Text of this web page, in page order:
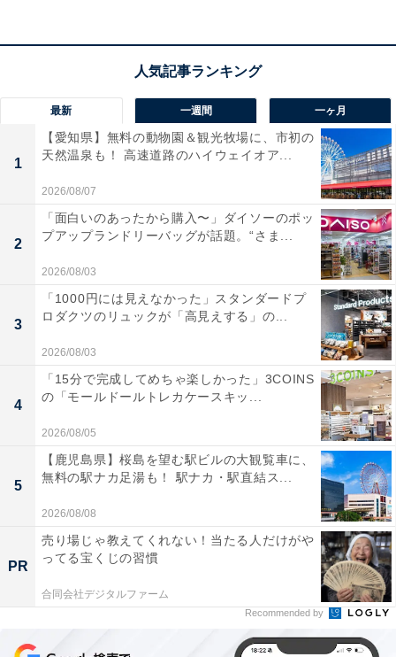
宿泊者からは「特に良かったのは食事です。夕食、朝食
どちらもたいへん美味しかったです」「お風呂は肌がス
ベスベになります」という声があがっています。歴史あ
る名湯でリフレッシュしたい人や、山形の滋味溢れる料
楽天スーパーDEALは、全国各地の人気ホテルや旅館を
大幅ポイントバックで予約できるイベント。楽天IDを用
いてスーパーDEAL対象のプランを予約し、実際に宿泊
すると、もれなく宿泊料金の30～40％が楽天ポイントで
還元されます。お得に宿泊したい人は、日々更新される
最新 一週間 一ヶ月
1
【愛知県】無料の動物園＆観光牧場に、市初の
天然温泉も！ 高速道路のハイウェイオア...
2026/08/07
2
「面白いのあったから購入〜」ダイソーのポッ
プアップランドリーバッグが話題。“さま...
2026/08/03
3
「1000円には見えなかった」スタンダードプ
ロダクツのリュックが「高見えする」の...
2026/08/03
4
「15分で完成してめちゃ楽しかった」3COINS
の「モールドールトレカケースキッ...
2026/08/05
5
【鹿児島県】桜島を望む駅ビルの大観覧車に、
無料の駅ナカ足湯も！ 駅ナカ・駅直結ス...
2026/08/08
PR
売り場じゃ教えてくれない！当たる人だけがや
ってる宝くじの習慣
合同会社デジタルファーム
Recommended by